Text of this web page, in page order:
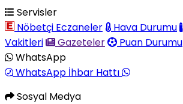
Servisler
Nöbetçi Eczaneler
Hava Durumu
Vakitleri
Gazeteler
Puan Durumu
WhatsApp
WhatsApp İhbar Hattı
Sosyal Medya